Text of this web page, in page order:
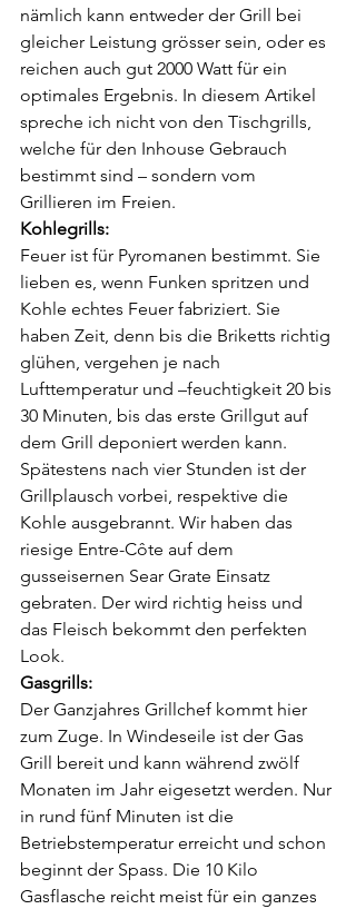
nämlich kann entweder der Grill bei
gleicher Leistung grösser sein, oder es
reichen auch gut 2000 Watt für ein
optimales Ergebnis. In diesem Artikel
spreche ich nicht von den Tischgrills,
welche für den Inhouse Gebrauch
bestimmt sind – sondern vom
Grillieren im Freien.
Kohlegrills:
Feuer ist für Pyromanen bestimmt. Sie
lieben es, wenn Funken spritzen und
Kohle echtes Feuer fabriziert. Sie
haben Zeit, denn bis die Briketts richtig
glühen, vergehen je nach
Lufttemperatur und –feuchtigkeit 20 bis
30 Minuten, bis das erste Grillgut auf
dem Grill deponiert werden kann.
Spätestens nach vier Stunden ist der
Grillplausch vorbei, respektive die
Kohle ausgebrannt. Wir haben das
riesige Entre-Côte auf dem
gusseisernen Sear Grate Einsatz
gebraten. Der wird richtig heiss und
das Fleisch bekommt den perfekten
Look.
Gasgrills:
Der Ganzjahres Grillchef kommt hier
zum Zuge. In Windeseile ist der Gas
Grill bereit und kann während zwölf
Monaten im Jahr eigesetzt werden. Nur
in rund fünf Minuten ist die
Betriebstemperatur erreicht und schon
beginnt der Spass. Die 10 Kilo
Gasflasche reicht meist für ein ganzes